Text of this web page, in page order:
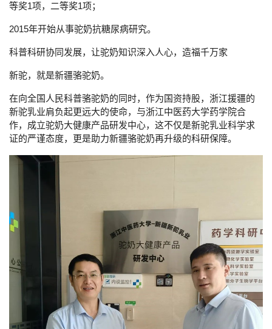
等奖1项，二等奖1项；
2015年开始从事驼奶抗糖尿病研究。
科普科研协同发展，让驼奶知识深入人心，造福千万家
新驼，就是新疆骆驼奶。
在向全国人民科普骆驼奶的同时，作为国资持股，浙江援疆的
新驼乳业肩负起更远大的使命，与浙江中医药大学药学院合
作，成立驼奶大健康产品研发中心，这不仅是新驼乳业科学求
证的严谨态度，更是助力新疆骆驼奶再升级的科研保障。